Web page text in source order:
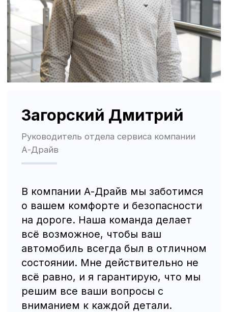
Mercedes-Benz
BMW
Porsche
Volkswagen
NORDCROSS (Lynk&Co)
«А-ДРАЙВ» ОФИЦИАЛЬНЫЙ ДИЛЕР
Voyah
M-Hero